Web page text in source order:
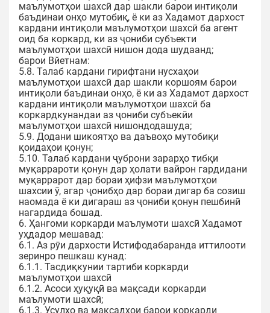
маълумотҳои шахсӣ дар шакли барои интиқоли
баъдинаи онҳо мутобиқ, ё ки аз Хадамот дархост
кардани интиқоли маълумотҳои шахсӣ ба агент
оид ба коркард, ки аз ҷониби субъекти
маълумотҳои шахсӣ нишон дода шудаанд;
барои Вйетнам:
5.8. Талаб кардани гирифтани нусхаҳои
маълумотҳои шахсӣ дар шакли коршоям барои
интиқоли баъдинаи онҳо, ё ки аз Хадамот дархост
кардани интиқоли маълумотҳои шахсӣ ба
коркардкунандаи аз ҷониби субъекӣи
маълумотҳои шахсӣ нишондодашуда;
5.9. Додани шикоятҳо ва даъвоҳо мутобиқи
қоидаҳои қонун;
5.10. Талаб кардани ҷуброни зарарҳо тибқи
муқаррароти қонун дар ҳолати вайрон гардидани
муқаррарот дар бораи ҳифзи маълумотҳои
шахсии ӯ, агар ҷонибҳо дар бораи дигар ба созиш
наомада ё ки дигараш аз ҷониби қонун пешбинӣ
нагардида бошад.
6. Ҳангоми коркарди маълумоти шахсӣ Хадамот
уҳдадор мешавад:
6.1. Аз рӯи дархости Истифодабаранда иттилооти
зеринро пешкаш кунад:
6.1.1. Тасдиқкунии тартиби коркарди
маълумотҳои шахсӣ
6.1.2. Асоси ҳуқуқӣ ва мақсади коркарди
маълумоти шахсӣ;
6.1.3. Усулҳо ва мақсадҳои барои коркарди